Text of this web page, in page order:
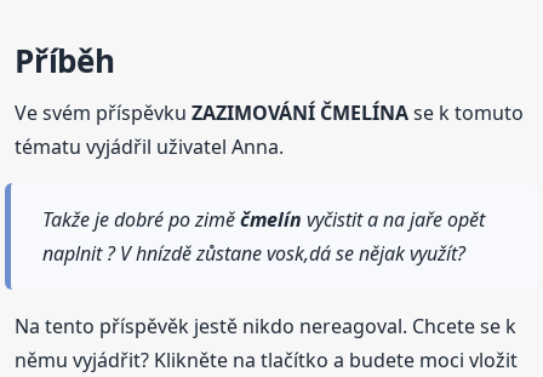
Příběh
Ve svém příspěvkuZAZIMOVÁNÍ ČMELÍNAse k tomuto
tématu vyjádřil uživatel Anna.
Takže je dobré po ziměčmelín vyčistit a na jaře opět
naplnit ? V hnízdě zůstane vosk,dá se nějak využít?
Na tento příspěvěk jestě nikdo nereagoval. Chcete se k
němu vyjádřit? Klikněte na tlačítko a budete moci vložit